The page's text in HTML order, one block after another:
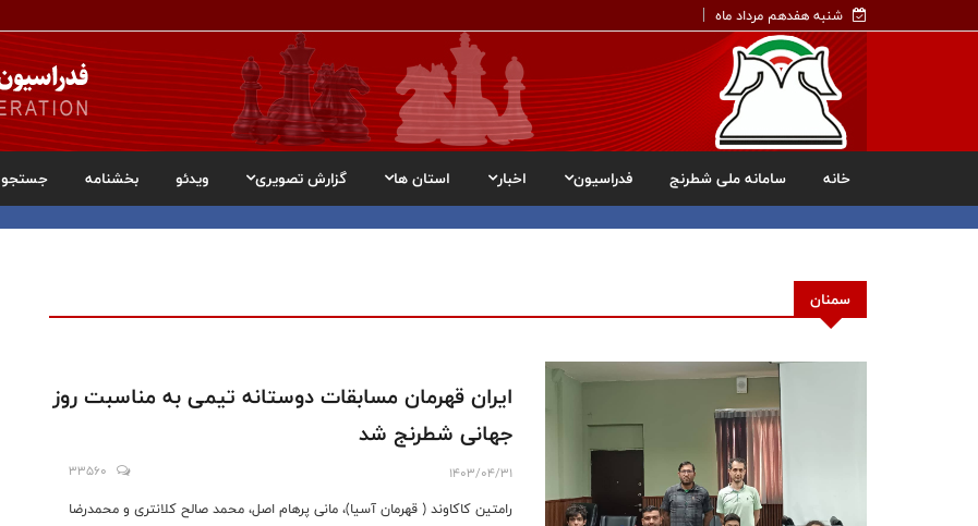
شنبه هفدهم مرداد ماه
خانه سامانه ملی شطرنج فدراسیون اخبار استان ها گزارش تصویری ویدئو بخشنامه جستجو
سمنان
ایران قهرمان مسابقات دوستانه تیمی به مناسبت روز
جهانی شطرنج شد
1403/04/31
33560
رامتین کاکاوند ( قهرمان آسیا)، مانی پرهام اصل، محمد صالح کلانتری و محمدرضا